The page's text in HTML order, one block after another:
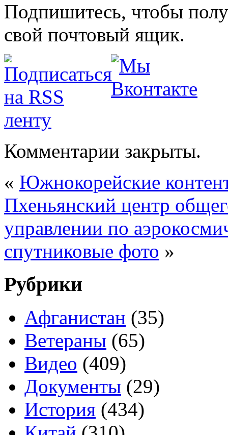
Подпишитесь, чтобы
свой почтовый ящик.
Комментарии закрыты.
« Южнокорейские
Пхеньянский центр
управлении по
спутниковые фото »
Рубрики
Афганистан (35)
Ветераны (65)
Видео (409)
Документы (29)
История (434)